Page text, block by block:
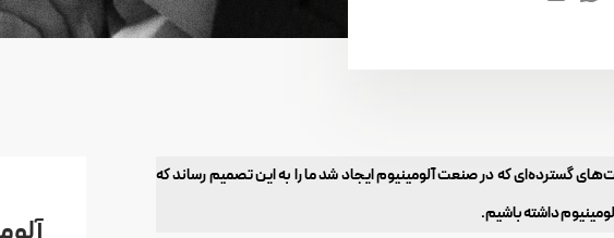
گسترده‌ای که در صنعت آلومینیوم ایجاد شد ما را به این تصمیم رساند که
داشته باشیم.